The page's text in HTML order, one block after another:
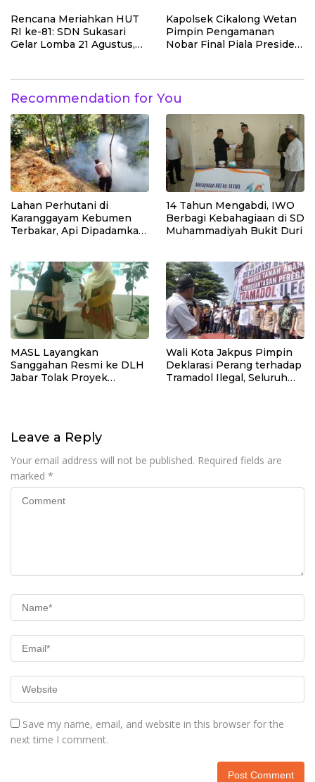
Lahan Pascalongsor dan
Perkuat Edukasi
Kepedulian Lingkungan
Rencana Meriahkan HUT
RI ke-81: SDN Sukasari
Gelar Lomba 21 Agustus,
Kapolsek Cikalong Wetan
Pimpin Pengamanan
Nobar Final Piala Presiden
Recommendation for You
Lahan Perhutani di
Karanggayam Kebumen
Terbakar, Api Dipadamkan
14 Tahun Mengabdi, IWO
Berbagi Kebahagiaan di SD
Muhammadiyah Bukit Duri
MASL Layangkan
Sanggahan Resmi ke DLH
Jabar Tolak Proyek
Wali Kota Jakpus Pimpin
Deklarasi Perang terhadap
Tramadol Ilegal, Seluruh
Leave a Reply
Your email address will not be published. Required fields are
marked *
Save my name, email, and website in this browser for the
next time I comment.